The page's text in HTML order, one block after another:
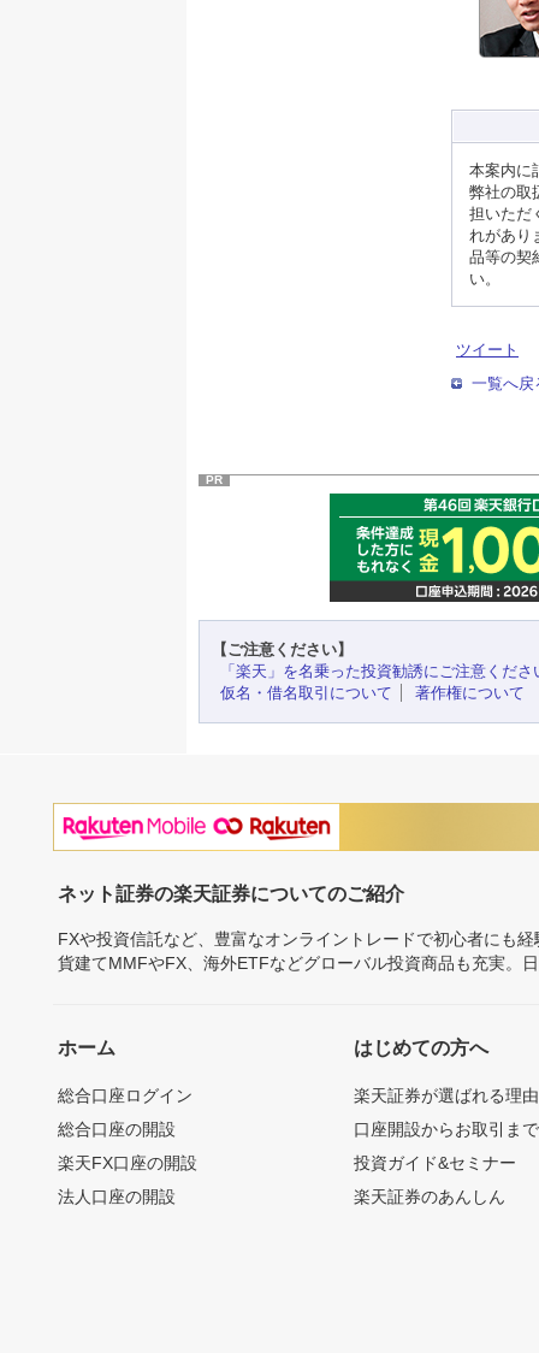
本案内に
弊社の取
担いただ
れがあり
品等の契
い。
ツイート
一覧へ戻
PR
【ご注意ください】
「楽天」を名乗った投資勧誘にご注意くださ
仮名・借名取引について
著作権について
ネット証券の楽天証券についてのご紹介
FXや投資信託など、豊富なオンライントレードで初心者にも
貨建てMMFやFX、海外ETFなどグローバル投資商品も充実。
ホーム
総合口座ログイン
総合口座の開設
楽天FX口座の開設
法人口座の開設
はじめての方へ
楽天証券が選ばれる理由
口座開設からお取引ま
投資ガイド&セミナー
楽天証券のあんしん